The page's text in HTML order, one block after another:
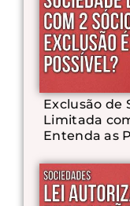
Exclusão de
Limitada
Entenda as